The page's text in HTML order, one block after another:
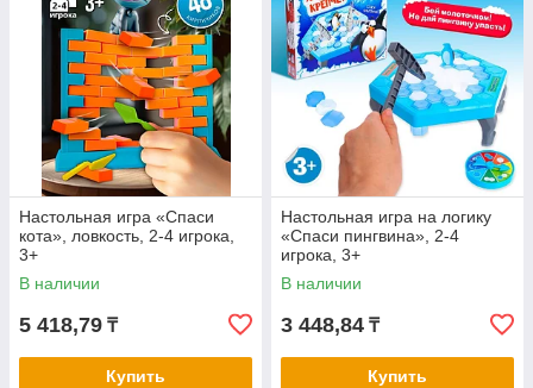
Настольная игра «Спаси
кота», ловкость, 2-4 игрока,
3+
В наличии
5 418,79 ₸
Купить
Настольная игра на логику
«Спаси пингвина», 2-4
игрока, 3+
В наличии
3 448,84 ₸
Купить